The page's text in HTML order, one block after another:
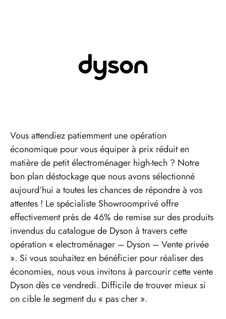
Vous attendiez patiemment une opération
économique pour vous équiper à prix réduit en
matière de petit électroménager high-tech ? Notre
bon plan déstockage que nous avons sélectionné
aujourd’hui a toutes les chances de répondre à vos
attentes ! Le spécialiste Showroomprivé offre
effectivement près de 46% de remise sur des produits
invendus du catalogue de Dyson à travers cette
opération « electroménager – Dyson – Vente privée
». Si vous souhaitez en bénéficier pour réaliser des
économies, nous vous invitons à parcourir cette vente
Dyson dès ce vendredi. Difficile de trouver mieux si
on cible le segment du « pas cher ».